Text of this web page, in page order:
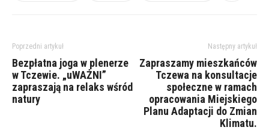
Poprzedni artykuł
Bezpłatna joga w plenerze
w Tczewie. „uWAŻNI”
zapraszają na relaks wśród
natury
Następny artykuł
Zapraszamy mieszkańców
Tczewa na konsultacje
społeczne w ramach
opracowania Miejskiego
Planu Adaptacji do Zmian
Klimatu.